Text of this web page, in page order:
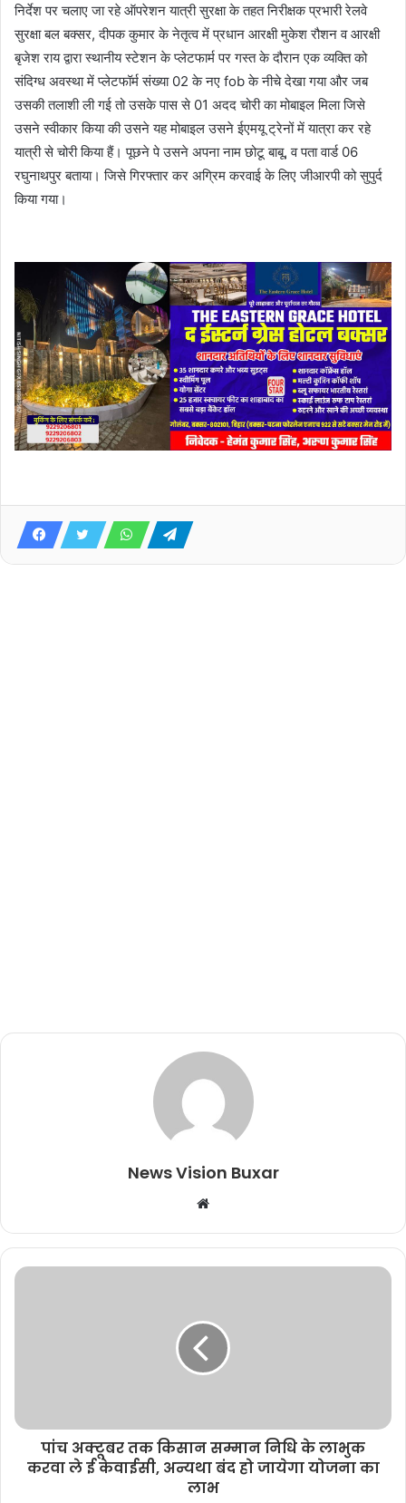
निर्देश पर चलाए जा रहे ऑपरेशन यात्री सुरक्षा के तहत निरीक्षक प्रभारी रेलवे
सुरक्षा बल बक्सर, दीपक कुमार के नेतृत्व में प्रधान आरक्षी मुकेश रौशन व आरक्षी
बृजेश राय द्वारा स्थानीय स्टेशन के प्लेटफार्म पर गस्त के दौरान एक व्यक्ति को
संदिग्ध अवस्था में प्लेटफॉर्म संख्या 02 के नए fob के नीचे देखा गया और जब
उसकी तलाशी ली गई तो उसके पास से 01 अदद चोरी का मोबाइल मिला जिसे
उसने स्वीकार किया की उसने यह मोबाइल उसने ईएमयू ट्रेनों में यात्रा कर रहे
यात्री से चोरी किया हैं। पूछने पे उसने अपना नाम छोटू बाबू, व पता वार्ड 06
रघुनाथपुर बताया। जिसे गिरफ्तार कर अग्रिम करवाई के लिए जीआरपी को सुपुर्द
किया गया।
News Vision Buxar
b
s
e
पांच अक्टूबर तक किसान सम्मान निधि के लाभुक
करवा ले ई केवाईसी, अन्यथा बंद हो जायेगा योजना का
लाभ